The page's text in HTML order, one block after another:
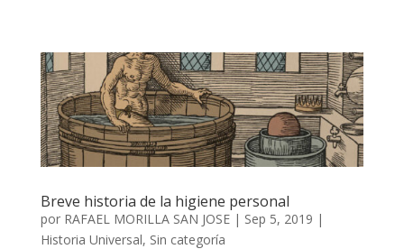
Breve historia de la higiene personal
por RAFAEL MORILLA SAN JOSE| Sep 5, 2019 |
Historia Universal, Sin categoría